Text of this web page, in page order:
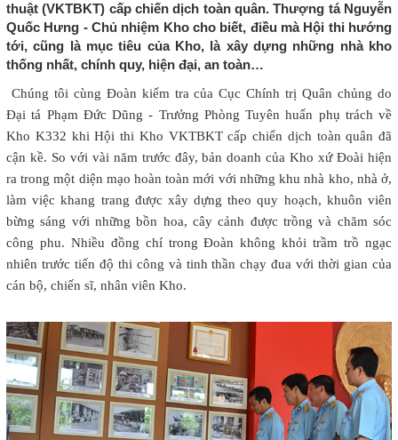
thuật (VKTBKT) cấp chiến dịch toàn quân. Thượng tá Nguyễn
Quốc Hưng - Chủ nhiệm Kho cho biết, điều mà Hội thi hướng
tới, cũng là mục tiêu của Kho, là xây dựng những nhà kho
thống nhất, chính quy, hiện đại, an toàn…
Chúng tôi cùng Đoàn kiểm tra của Cục Chính trị Quân chủng do
Đại tá Phạm Đức Dũng - Trưởng Phòng Tuyên huấn phụ trách về
Kho K332 khi Hội thi Kho VKTBKT cấp chiến dịch toàn quân đã
cận kề. So với vài năm trước đây, bản doanh của Kho xứ Đoài hiện
ra trong một diện mạo hoàn toàn mới với những khu nhà kho, nhà ở,
làm việc khang trang được xây dựng theo quy hoạch, khuôn viên
bừng sáng với những bồn hoa, cây cảnh được trồng và chăm sóc
công phu. Nhiều đồng chí trong Đoàn không khỏi trầm trồ ngạc
nhiên trước tiến độ thi công và tinh thần chạy đua với thời gian của
cán bộ, chiến sĩ, nhân viên Kho.